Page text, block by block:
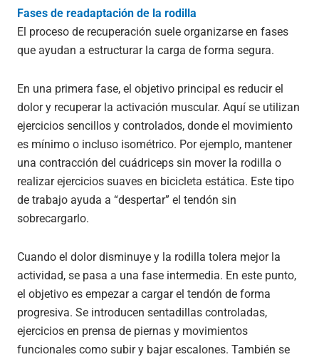
Fases de readaptación de la rodilla
El proceso de recuperación suele organizarse en fases
que ayudan a estructurar la carga de forma segura.
En una primera fase, el objetivo principal es reducir el
dolor y recuperar la activación muscular. Aquí se utilizan
ejercicios sencillos y controlados, donde el movimiento
es mínimo o incluso isométrico. Por ejemplo, mantener
una contracción del cuádriceps sin mover la rodilla o
realizar ejercicios suaves en bicicleta estática. Este tipo
de trabajo ayuda a “despertar” el tendón sin
sobrecargarlo.
Cuando el dolor disminuye y la rodilla tolera mejor la
actividad, se pasa a una fase intermedia. En este punto,
el objetivo es empezar a cargar el tendón de forma
progresiva. Se introducen sentadillas controladas,
ejercicios en prensa de piernas y movimientos
funcionales como subir y bajar escalones. También se